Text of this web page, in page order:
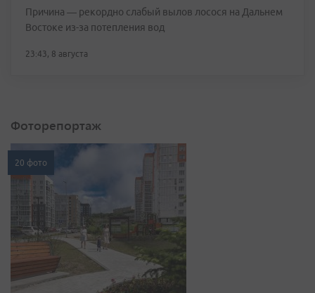
Причина — рекордно слабый вылов лосося на Дальнем
Востоке из-за потепления вод
23:43, 8 августа
Фоторепортаж
20 фото